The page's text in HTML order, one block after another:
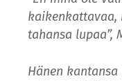
kaikenkattavaa,
tahansa lupaa”,
Hänen